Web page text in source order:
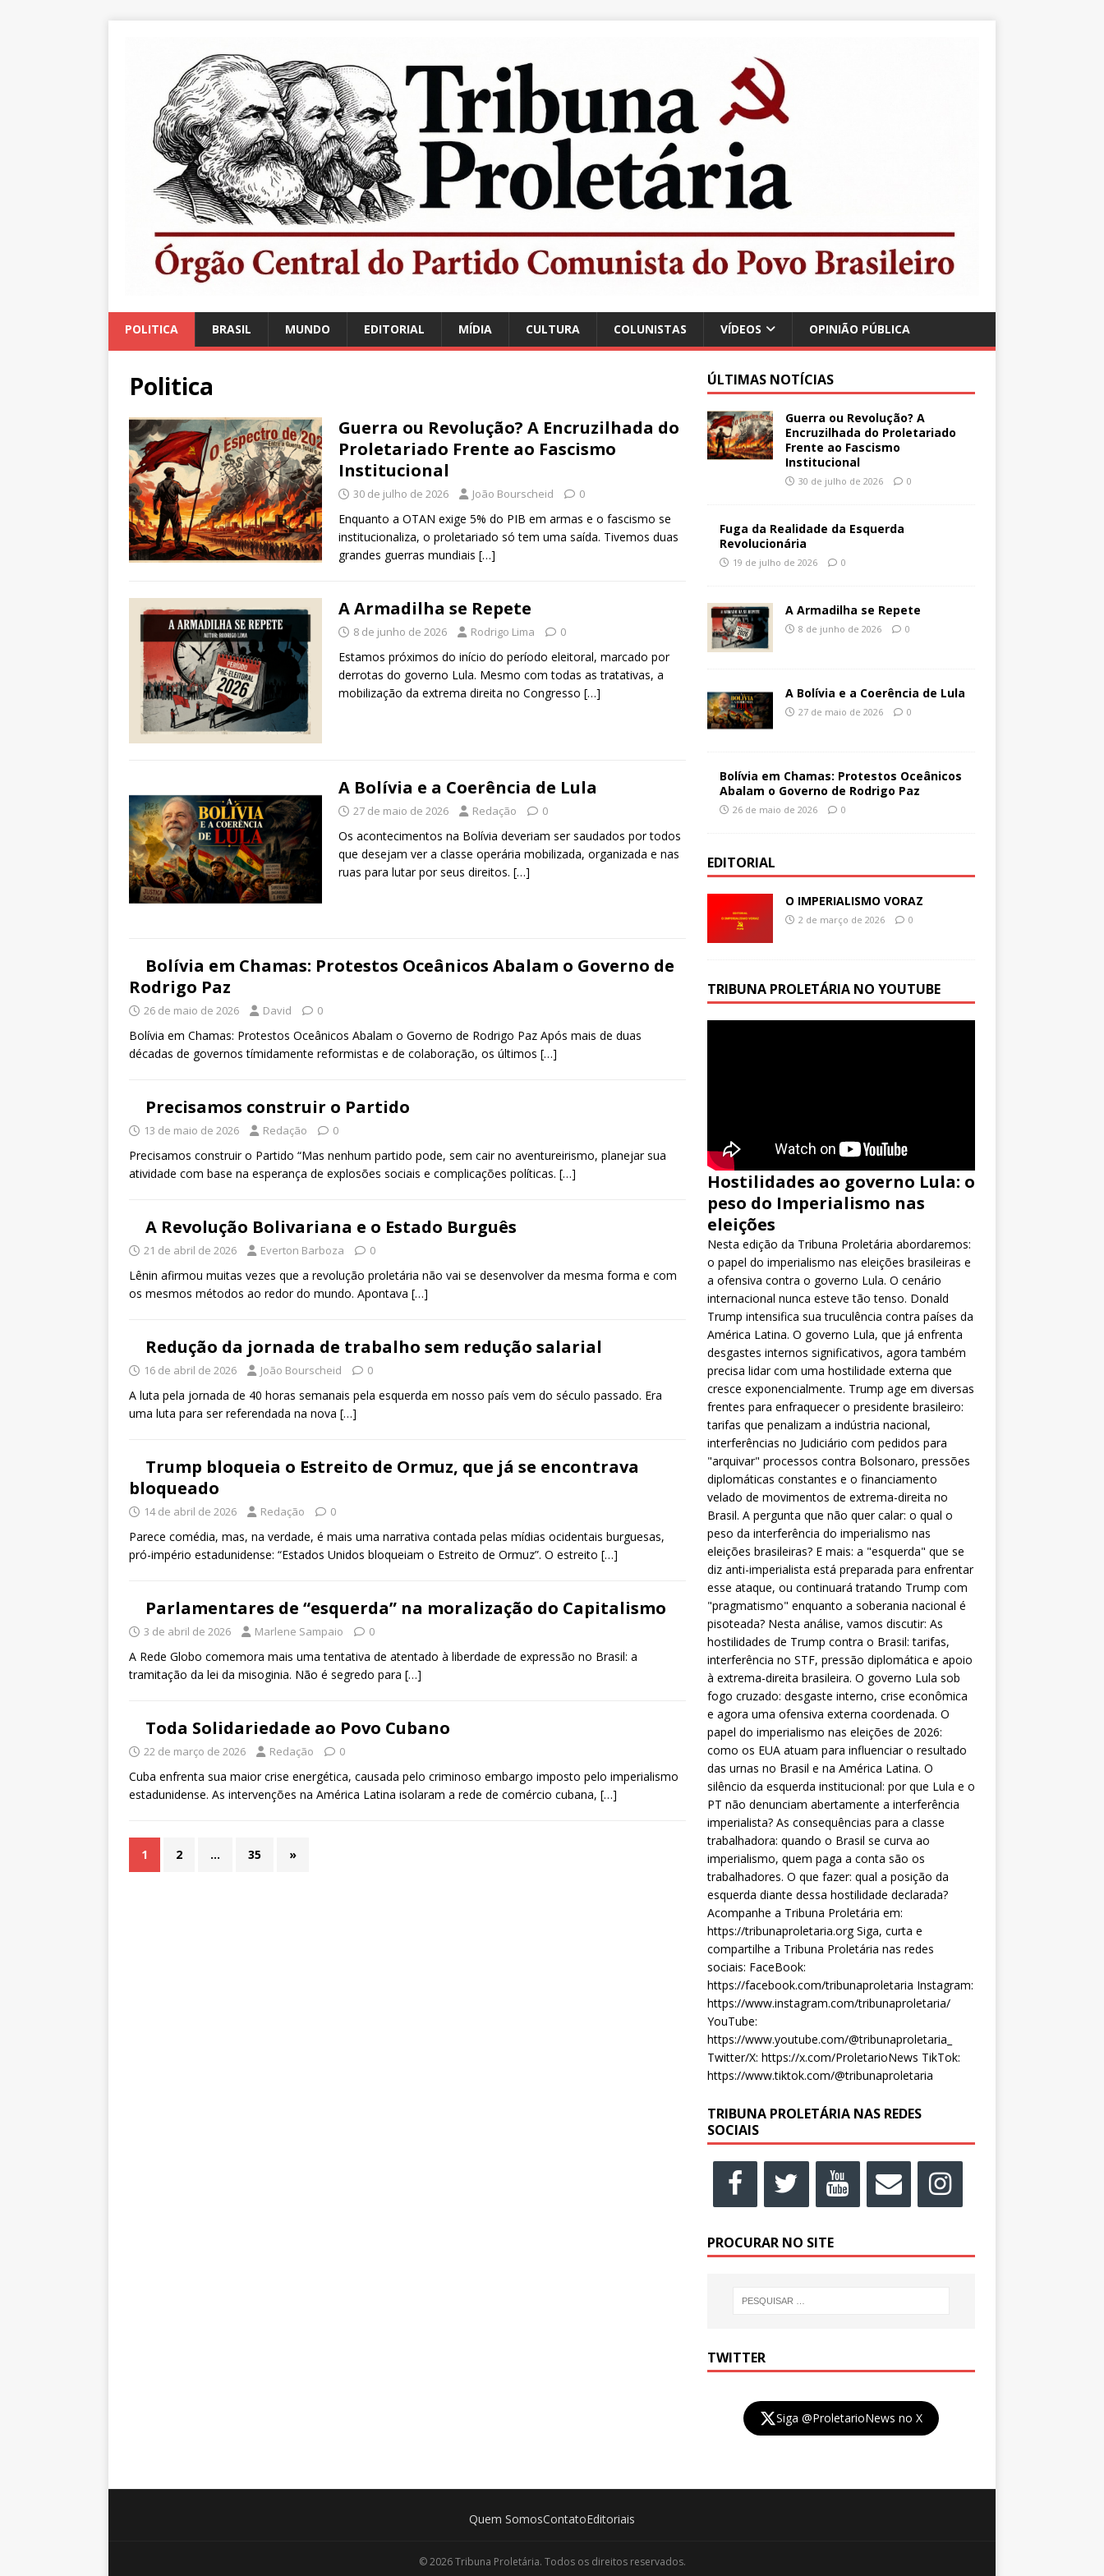
POLITICA BRASIL MUNDO EDITORIAL MÍDIA CULTURA COLUNISTAS VÍDEOS OPINIÃO PÚBLICA
Politica
Guerra ou Revolução? A Encruzilhada do
Proletariado Frente ao Fascismo
Institucional
30 de julho de 2026 João Bourscheid 0
Enquanto a OTAN exige 5% do PIB em armas e o fascismo se
institucionaliza, o proletariado só tem uma saída. Tivemos duas
grandes guerras mundiais […]
A Armadilha se Repete
8 de junho de 2026 Rodrigo Lima 0
Estamos próximos do início do período eleitoral, marcado por
derrotas do governo Lula. Mesmo com todas as tratativas, a
mobilização da extrema direita no Congresso […]
A Bolívia e a Coerência de Lula
27 de maio de 2026 Redação 0
Os acontecimentos na Bolívia deveriam ser saudados por todos
que desejam ver a classe operária mobilizada, organizada e nas
ruas para lutar por seus direitos. […]
Bolívia em Chamas: Protestos Oceânicos Abalam o Governo de
Rodrigo Paz
26 de maio de 2026 David 0
Bolívia em Chamas: Protestos Oceânicos Abalam o Governo de Rodrigo Paz Após mais de duas
décadas de governos tímidamente reformistas e de colaboração, os últimos […]
Precisamos construir o Partido
13 de maio de 2026 Redação 0
Precisamos construir o Partido “Mas nenhum partido pode, sem cair no aventureirismo, planejar sua
atividade com base na esperança de explosões sociais e complicações políticas. […]
A Revolução Bolivariana e o Estado Burguês
21 de abril de 2026 Everton Barboza 0
Lênin afirmou muitas vezes que a revolução proletária não vai se desenvolver da mesma forma e com
os mesmos métodos ao redor do mundo. Apontava […]
Redução da jornada de trabalho sem redução salarial
16 de abril de 2026 João Bourscheid 0
A luta pela jornada de 40 horas semanais pela esquerda em nosso país vem do século passado. Era
uma luta para ser referendada na nova […]
Trump bloqueia o Estreito de Ormuz, que já se encontrava
bloqueado
14 de abril de 2026 Redação 0
Parece comédia, mas, na verdade, é mais uma narrativa contada pelas mídias ocidentais burguesas,
pró-império estadunidense: “Estados Unidos bloqueiam o Estreito de Ormuz”. O estreito […]
Parlamentares de “esquerda” na moralização do Capitalismo
3 de abril de 2026 Marlene Sampaio 0
A Rede Globo comemora mais uma tentativa de atentado à liberdade de expressão no Brasil: a
tramitação da lei da misoginia. Não é segredo para […]
Toda Solidariedade ao Povo Cubano
22 de março de 2026 Redação 0
Cuba enfrenta sua maior crise energética, causada pelo criminoso embargo imposto pelo imperialismo
estadunidense. As intervenções na América Latina isolaram a rede de comércio cubana, […]
1 2 … 35 »
ÚLTIMAS NOTÍCIAS
Guerra ou Revolução? A
Encruzilhada do Proletariado
Frente ao Fascismo
Institucional
30 de julho de 2026 0
Fuga da Realidade da Esquerda
Revolucionária
19 de julho de 2026 0
A Armadilha se Repete
8 de junho de 2026 0
A Bolívia e a Coerência de Lula
27 de maio de 2026 0
Bolívia em Chamas: Protestos Oceânicos
Abalam o Governo de Rodrigo Paz
26 de maio de 2026 0
EDITORIAL
O IMPERIALISMO VORAZ
2 de março de 2026 0
TRIBUNA PROLETÁRIA NO YOUTUBE
Hostilidades ao governo Lula: o
peso do Imperialismo nas
eleições
Nesta edição da Tribuna Proletária abordaremos:
o papel do imperialismo nas eleições brasileiras e
a ofensiva contra o governo Lula. O cenário
internacional nunca esteve tão tenso. Donald
Trump intensifica sua truculência contra países da
América Latina. O governo Lula, que já enfrenta
desgastes internos significativos, agora também
precisa lidar com uma hostilidade externa que
cresce exponencialmente. Trump age em diversas
frentes para enfraquecer o presidente brasileiro:
tarifas que penalizam a indústria nacional,
interferências no Judiciário com pedidos para
"arquivar" processos contra Bolsonaro, pressões
diplomáticas constantes e o financiamento
velado de movimentos de extrema-direita no
Brasil. A pergunta que não quer calar: o qual o
peso da interferência do imperialismo nas
eleições brasileiras? E mais: a "esquerda" que se
diz anti-imperialista está preparada para enfrentar
esse ataque, ou continuará tratando Trump com
"pragmatismo" enquanto a soberania nacional é
pisoteada? Nesta análise, vamos discutir: As
hostilidades de Trump contra o Brasil: tarifas,
interferência no STF, pressão diplomática e apoio
à extrema-direita brasileira. O governo Lula sob
fogo cruzado: desgaste interno, crise econômica
e agora uma ofensiva externa coordenada. O
papel do imperialismo nas eleições de 2026:
como os EUA atuam para influenciar o resultado
das urnas no Brasil e na América Latina. O
silêncio da esquerda institucional: por que Lula e o
PT não denunciam abertamente a interferência
imperialista? As consequências para a classe
trabalhadora: quando o Brasil se curva ao
imperialismo, quem paga a conta são os
trabalhadores. O que fazer: qual a posição da
esquerda diante dessa hostilidade declarada?
Acompanhe a Tribuna Proletária em:
https://tribunaproletaria.org Siga, curta e
compartilhe a Tribuna Proletária nas redes
sociais: FaceBook:
https://facebook.com/tribunaproletaria Instagram:
https://www.instagram.com/tribunaproletaria/
YouTube:
https://www.youtube.com/@tribunaproletaria_
Twitter/X: https://x.com/ProletarioNews TikTok:
https://www.tiktok.com/@tribunaproletaria
TRIBUNA PROLETÁRIA NAS REDES
SOCIAIS
PROCURAR NO SITE
TWITTER
Siga @ProletarioNews no X
Quem SomosContatoEditoriais
© 2026 Tribuna Proletária. Todos os direitos reservados.